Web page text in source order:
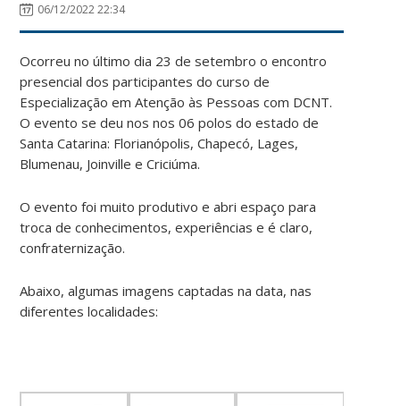
06/12/2022 22:34
Ocorreu no último dia 23 de setembro o encontro
presencial dos participantes do curso de
Especialização em Atenção às Pessoas com DCNT.
O evento se deu nos nos 06 polos do estado de
Santa Catarina: Florianópolis, Chapecó, Lages,
Blumenau, Joinville e Criciúma.
O evento foi muito produtivo e abri espaço para
troca de conhecimentos, experiências e é claro,
confraternização.
Abaixo, algumas imagens captadas na data, nas
diferentes localidades: